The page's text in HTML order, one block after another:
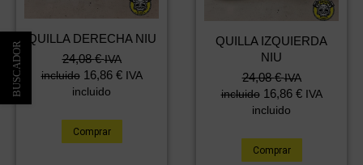
QUILLA DERECHA NIU
24,08€ IVA
incluido 16,86 € IVA
incluido
Comprar
QUILLA IZQUIERDA
NIU
24,08€ IVA
incluido 16,86 € IVA
incluido
Comprar